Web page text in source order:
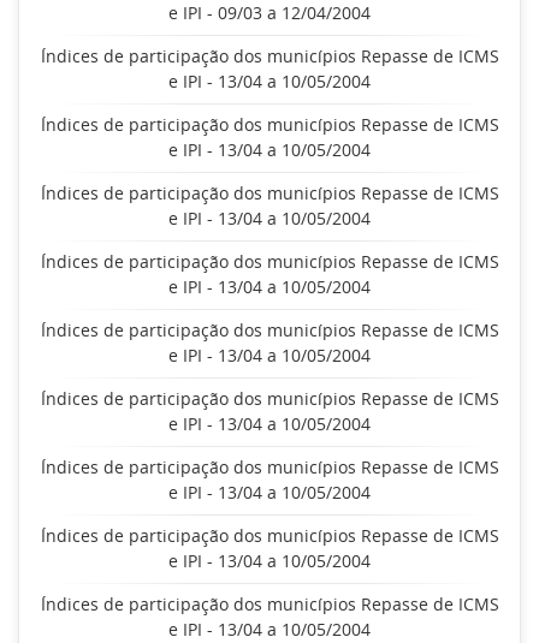
e IPI - 09/03 a 12/04/2004
Índices de participação dos municípios Repasse de ICMS
e IPI - 13/04 a 10/05/2004
Índices de participação dos municípios Repasse de ICMS
e IPI - 13/04 a 10/05/2004
Índices de participação dos municípios Repasse de ICMS
e IPI - 13/04 a 10/05/2004
Índices de participação dos municípios Repasse de ICMS
e IPI - 13/04 a 10/05/2004
Índices de participação dos municípios Repasse de ICMS
e IPI - 13/04 a 10/05/2004
Índices de participação dos municípios Repasse de ICMS
e IPI - 13/04 a 10/05/2004
Índices de participação dos municípios Repasse de ICMS
e IPI - 13/04 a 10/05/2004
Índices de participação dos municípios Repasse de ICMS
e IPI - 13/04 a 10/05/2004
Índices de participação dos municípios Repasse de ICMS
e IPI - 13/04 a 10/05/2004